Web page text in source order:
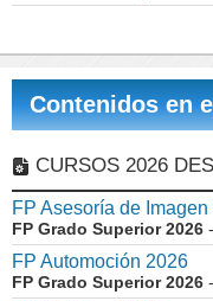
Contenidos en
CURSOS 2026
FP Asesoría de
FP Grado Superior 2026
FP Automoción 2026
FP Grado Superior 2026